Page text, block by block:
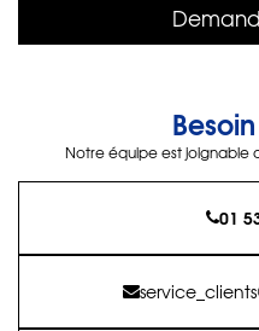
Notre équipe est joignable
01